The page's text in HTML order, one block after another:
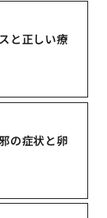
と正しい療
の症状と卵